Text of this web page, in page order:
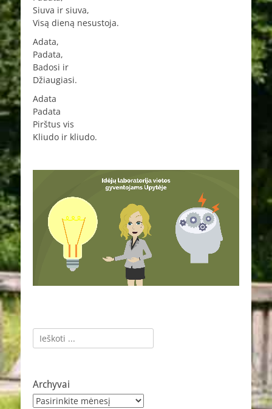
Siuva ir siuva,
Visą dieną nesustoja.
Adata,
Padata,
Badosi ir
Džiaugiasi.
Adata
Padata
Pirštus vis
Kliudo ir kliudo.
Ieškoti:
Archyvai
Archyvai